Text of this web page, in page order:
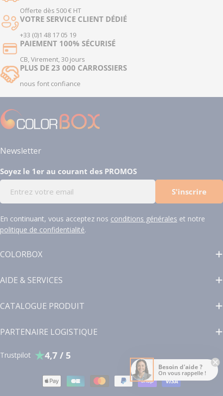
Offerte dès 500 € HT
VOTRE SERVICE CLIENT DÉDIÉ
+33 (0)1 48 17 05 19
PAIEMENT 100% SÉCURISÉ
CB, Virement, 30 jours
PLUS DE 23 000 CARROSSIERS
nous font confiance
Newsletter
Soyez le 1er au courant des PROMOS
mail
S'inscrire
En continuant, vous acceptez nos conditions générales et notre
politique de confidentialité.
COLORBOX
AIDE & SERVICES
CATALOGUE PRODUIT
PARTENAIRE LOGISTIQUE
Trustpilot 4,7 / 5
Modes
Besoin d'aide ?
On vous rappelle !